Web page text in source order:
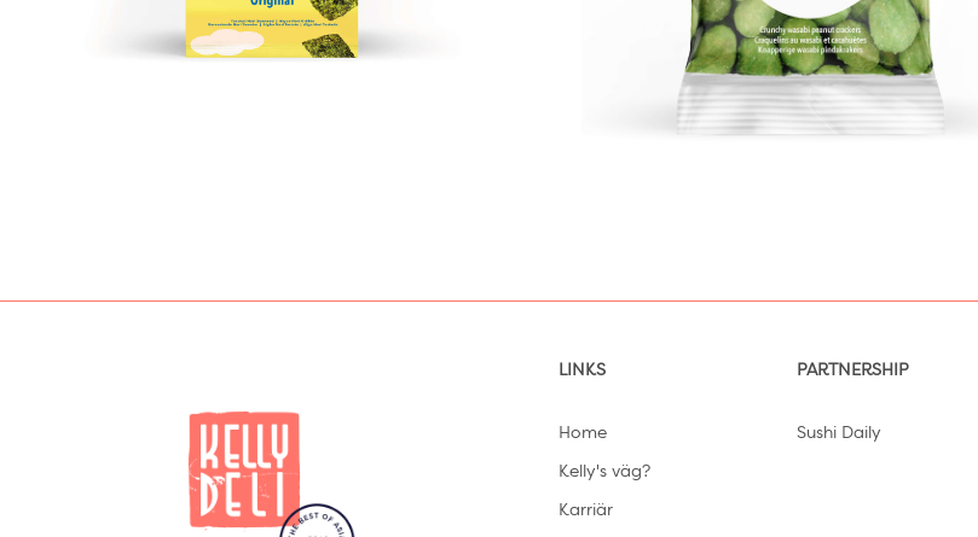
LINKS
Home
Kelly's väg?
Karriär
PARTNERSHIP
Sushi Daily